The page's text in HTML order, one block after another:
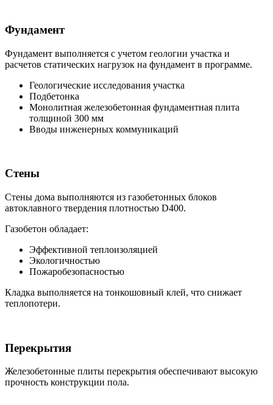
Фундамент
Фундамент выполняется с учетом геологии участка и
расчетов статических нагрузок на фундамент в программе.
Геологические исследования участка
Подбетонка
Монолитная железобетонная фундаментная плита
толщиной 300 мм
Вводы инженерных коммуникаций
Стены
Стены дома выполняются из газобетонных блоков
автоклавного твердения плотностью D400.
Газобетон обладает:
Эффективной теплоизоляцией
Экологичностью
Пожаробезопасностью
Кладка выполняется на тонкошовный клей, что снижает
теплопотери.
Перекрытия
Железобетонные плиты перекрытия обеспечивают высокую
прочность конструкции пола.